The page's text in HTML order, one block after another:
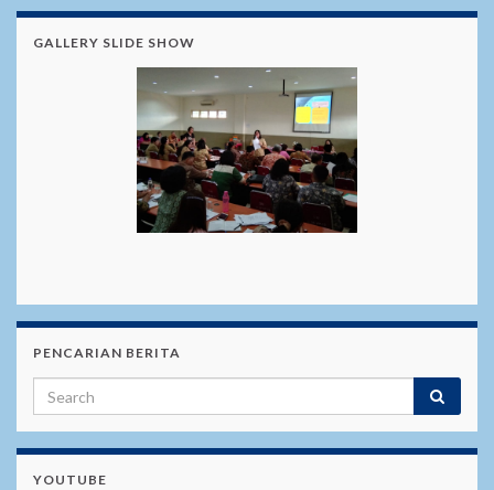
GALLERY SLIDE SHOW
PENCARIAN BERITA
YOUTUBE